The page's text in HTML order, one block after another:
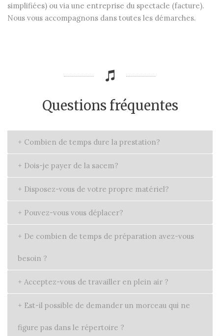
simplifiées) ou via une entreprise du spectacle (facture).
Nous vous accompagnons dans toutes les démarches.
Questions fréquentes
+ Combien de temps dure la prestation?
+ Dois-je payer de la sacem?
+ Disposez-vous de votre propre matériel?
+ Pouvez-vous vous déplacer?
+ De combien de temps de préparation avez-vous
besoin ?
+ Acceptez-vous de travailler en plein air ?
+ Est-il possible de demander un morceau qui ne
figure pas dans le répertoire ?